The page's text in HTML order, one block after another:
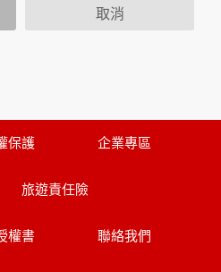
討論區中任意公開個人資料的行
卷調查等互動性功能時，會保留
用的瀏覽器、瀏覽及點選資料記
收集的問卷調查內容進行統計與
取消
保護 企業專區
旅遊責任險
權書 聯絡我們